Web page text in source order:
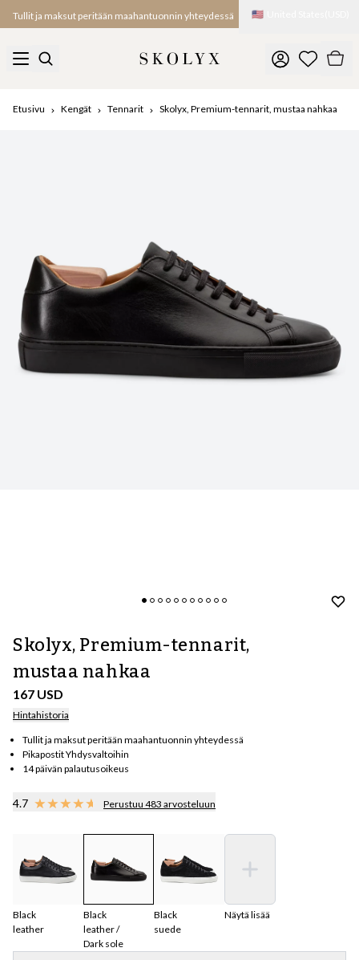
Tullit ja maksut peritään maahantuonnin yhteydessä 🇺🇸
Etusivu Kengät Tennarit Skolyx, Premium-tennarit, mustaa nahkaa
Skolyx, Premium-tennarit,
mustaa nahkaa
167 USD
Hintahistoria
Tullit ja maksut peritään maahantuonnin yhteydessä
Pikapostit Yhdysvaltoihin
14 päivän palautusoikeus
4.7 Perustuu 483 arvosteluun
Black
leather
Black
leather /
Dark sole
Black
suede
Näytä lisää